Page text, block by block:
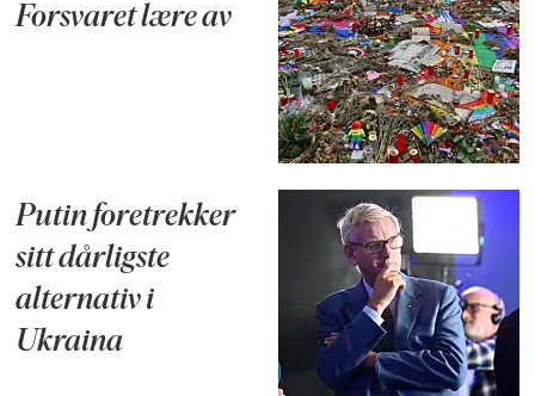
Forsvaret lære av
Putin foretrekker
sitt dårligste
alternativ i
Ukraina